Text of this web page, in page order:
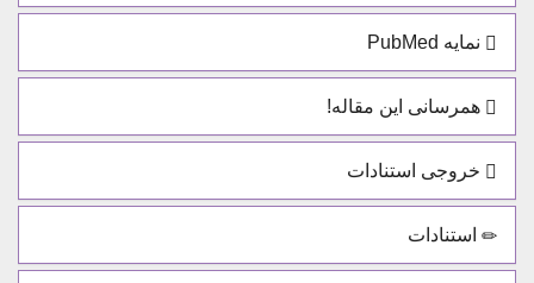
نمایه PubMed
همرسانی این مقاله!
خروجی استنادات
استنادات